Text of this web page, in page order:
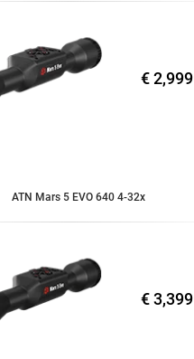
€ 2,999
ATN Mars 5 EVO 640 4-32x
€ 3,399